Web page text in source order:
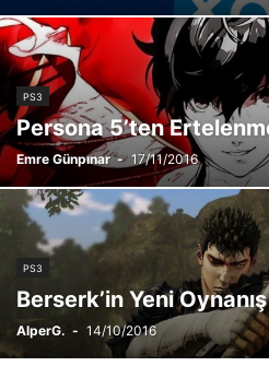
PS3
Persona 5’ten
Emre Günpınar - 17/11/2016
PS3
Berserk’in Yeni
AlperG. - 14/10/2016